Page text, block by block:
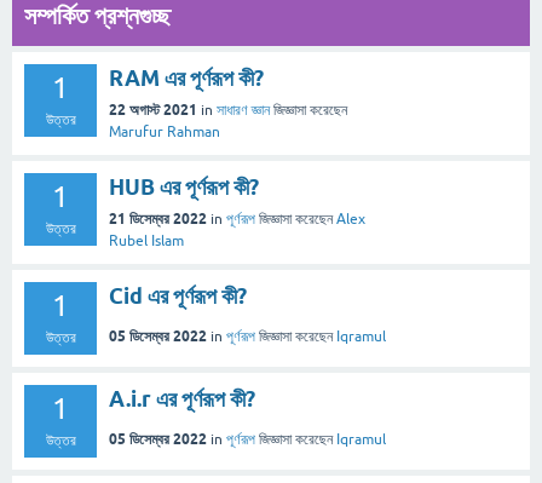
সম্পর্কিত প্রশ্নগুচ্ছ
1
উত্তর
RAM এর পূর্ণরূপ কী?
22 অগাস্ট 2021 in সাধারণ জ্ঞান জিজ্ঞাসা করেছেন
Marufur Rahman
1
উত্তর
HUB এর পূর্ণরূপ কী?
21 ডিসেম্বর 2022 in পূর্ণরূপ জিজ্ঞাসা করেছেনAlex
Rubel Islam
1
উত্তর
Cid এর পূর্ণরূপ কী?
05 ডিসেম্বর 2022 in পূর্ণরূপ জিজ্ঞাসা করেছেন Iqramul
1
উত্তর
A.i.r এর পূর্ণরূপ কী?
05 ডিসেম্বর 2022 in পূর্ণরূপ জিজ্ঞাসা করেছেন Iqramul